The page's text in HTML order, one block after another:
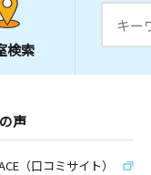
検索
声
（口コミサイト）